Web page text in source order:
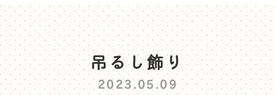
吊るし飾り
2023.05.09